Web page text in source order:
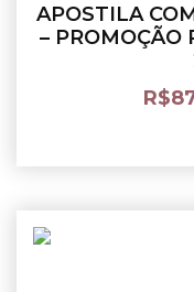
APOSTILA
– PROMOÇÃO
R$